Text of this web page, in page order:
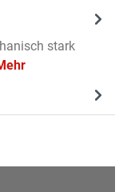
stark